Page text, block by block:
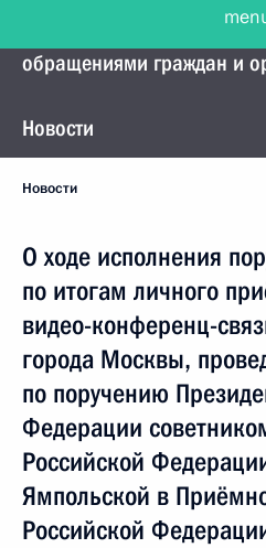
обращениями граждан и
Новости
Новости
О ходе исполнения
по итогам личного
видео-конференц-
города Москвы,
по поручению
Федерации
Российской
Ямпольской в
Российской